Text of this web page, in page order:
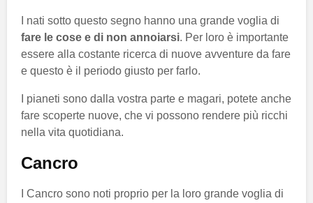
I nati sotto questo segno hanno una grande voglia di
fare le cose e di non annoiarsi. Per loro è importante
essere alla costante ricerca di nuove avventure da fare
e questo è il periodo giusto per farlo.
I pianeti sono dalla vostra parte e magari, potete anche
fare scoperte nuove, che vi possono rendere più ricchi
nella vita quotidiana.
Cancro
I Cancro sono noti proprio per la loro grande voglia di